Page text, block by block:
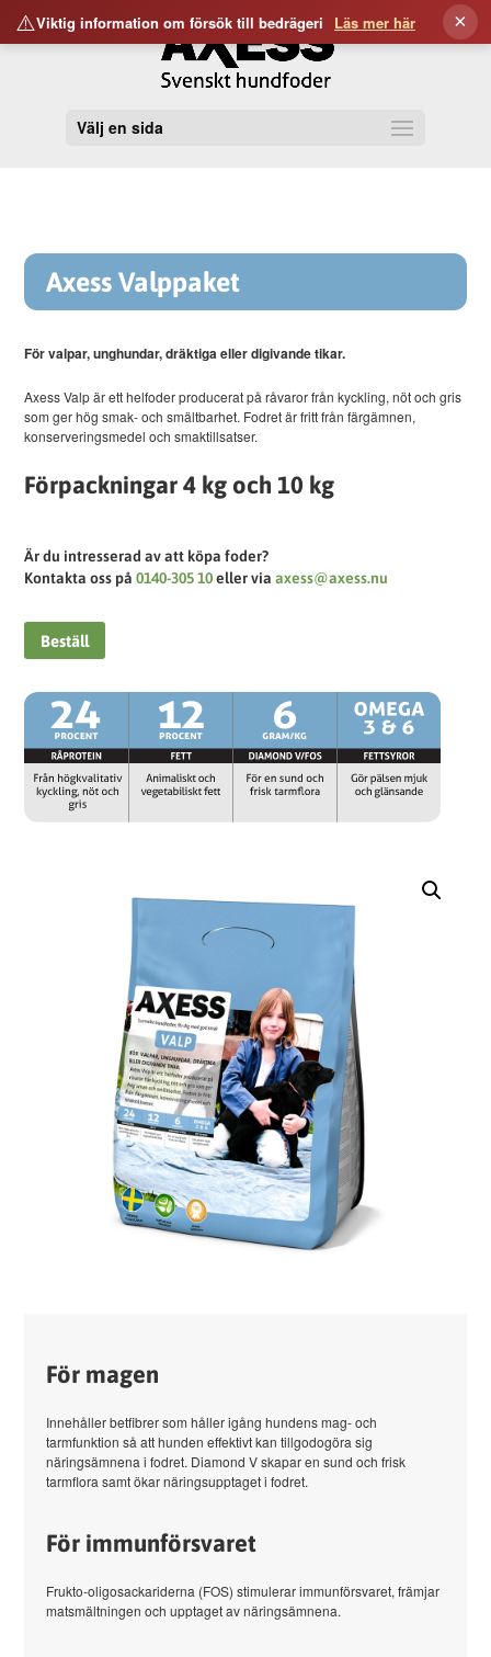
⚠️Viktig information om försök till bedrägeri Läs mer här ×
Välj en sida
Axess Valppaket
För valpar, unghundar, dräktiga eller digivande tikar.
Axess Valp är ett helfoder producerat på råvaror från kyckling, nöt och gris
som ger hög smak- och smältbarhet. Fodret är fritt från färgämnen,
konserveringsmedel och smaktillsatser.
Förpackningar 4 kg och 10 kg
Är du intresserad av att köpa foder?
Kontakta oss på0140-305 10eller viaaxess@axess.nu
Beställ
För magen
Innehåller betfibrer som håller igång hundens mag- och
tarmfunktion så att hunden effektivt kan tillgodogöra sig
näringsämnena i fodret. Diamond V skapar en sund och frisk
tarmflora samt ökar näringsupptaget i fodret.
För immunförsvaret
Frukto-oligosackariderna (FOS) stimulerar immunförsvaret, främjar
matsmältningen och upptaget av näringsämnena.